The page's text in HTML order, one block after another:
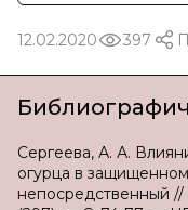
12.02.2020 397
Сергеева, А. А.
огурца в
непосредственный